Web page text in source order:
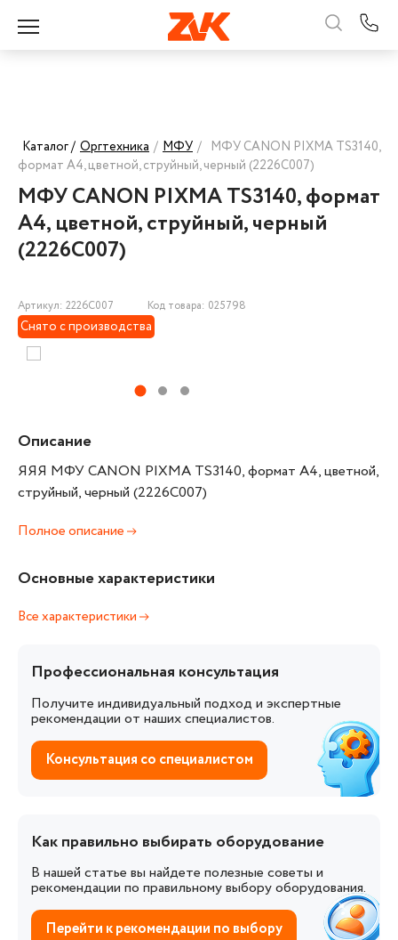
Каталог / Оргтехника / МФУ / МФУ CANON PIXMA TS3140,
формат А4, цветной, струйный, черный (2226C007)
МФУ CANON PIXMA TS3140, формат
А4, цветной, струйный, черный
(2226C007)
Артикул: 2226C007 Код товара: 025798
Снято с производства
Описание
ЯЯЯ МФУ CANON PIXMA TS3140, формат А4, цветной,
струйный, черный (2226C007)
Полное описание
Основные характеристики
Все характеристики
Профессиональная консультация
Получите индивидуальный подход и экспертные
рекомендации от наших специалистов.
Консультация со специалистом
Как правильно выбирать оборудование
В нашей статье вы найдете полезные советы и
рекомендации по правильному выбору оборудования.
Перейти к рекомендации по выбору